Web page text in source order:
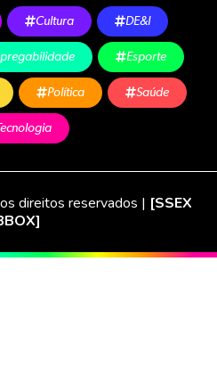
Cultura DE&I
Esporte
Política Saúde
direitos reservados | [SSEX